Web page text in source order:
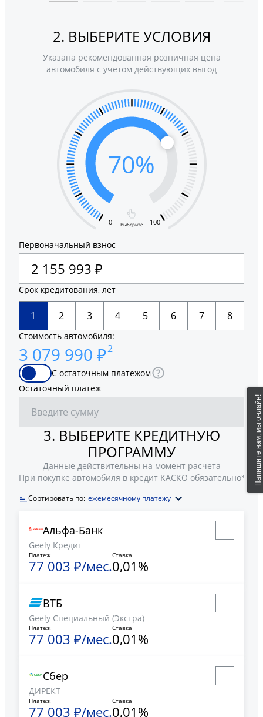
2. ВЫБЕРИТЕ УСЛОВИЯ
Указана рекомендованная розничная цена
автомобиля с учетом действующих выгод
70%
0 Выберите 100
Первоначальный взнос
Cрок кредитования, лет
1 2 3 4 5 6 7 8
Стоимость автомобиля:
3 079 990 ₽2
C остаточным платежом
Остаточный платёж
3. ВЫБЕРИТЕ КРЕДИТНУЮ
ПРОГРАММУ
Данные действительны на момент расчета
При покупке автомобиля в кредит КАСКО обязательно³
Сортировать по: ежемесячному платежу
Альфа-Банк
Geely Кредит
Платеж
77 003 ₽/мес.
Ставка
0,01 %
ВТБ
Geely Специальный (Экстра)
Платеж
77 003 ₽/мес.
Ставка
0,01 %
Сбер
ДИРЕКТ
Платеж
77 003 ₽/мес.
Ставка
0,01 %
Напишите нам, мы онлайн!